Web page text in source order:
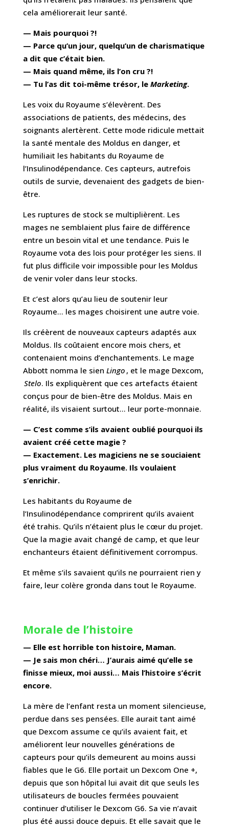
cela améliorerait leur santé.
— Mais pourquoi ?!
— Parce qu’un jour, quelqu’un de charismatique
a dit que c’était bien.
— Mais quand même, ils l’on cru ?!
— Tu l’as dit toi-même trésor, le Marketing.
Les voix du Royaume s’élevèrent. Des
associations de patients, des médecins, des
soignants alertèrent. Cette mode ridicule mettait
la santé mentale des Moldus en danger, et
humiliait les habitants du Royaume de
l’Insulinodépendance. Ces capteurs, autrefois
outils de survie, devenaient des gadgets de bien-
être.
Les ruptures de stock se multiplièrent. Les
mages ne semblaient plus faire de différence
entre un besoin vital et une tendance. Puis le
Royaume vota des lois pour protéger les siens. Il
fut plus difficile voir impossible pour les Moldus
de venir voler dans leur stocks.
Et c’est alors qu’au lieu de soutenir leur
Royaume… les mages choisirent une autre voie.
Ils créèrent de nouveaux capteurs adaptés aux
Moldus. Ils coûtaient encore mois chers, et
contenaient moins d’enchantements. Le mage
Abbott nomma le sien Lingo , et le mage Dexcom,
Stelo. Ils expliquèrent que ces artefacts étaient
conçus pour de bien-être des Moldus. Mais en
réalité, ils visaient surtout… leur porte-monnaie.
— C’est comme s’ils avaient oublié pourquoi ils
avaient créé cette magie ?
— Exactement. Les magiciens ne se souciaient
plus vraiment du Royaume. Ils voulaient
s’enrichir.
Les habitants du Royaume de
l’Insulinodépendance comprirent qu’ils avaient
été trahis. Qu’ils n’étaient plus le cœur du projet.
Que la magie avait changé de camp, et que leur
enchanteurs étaient définitivement corrompus.
Et même s’ils savaient qu’ils ne pourraient rien y
faire, leur colère gronda dans tout le Royaume.
Morale de l’histoire
— Elle est horrible ton histoire, Maman.
— Je sais mon chéri… J’aurais aimé qu’elle se
finisse mieux, moi aussi… Mais l’histoire s’écrit
encore.
La mère de l’enfant resta un moment silencieuse,
perdue dans ses pensées. Elle aurait tant aimé
que Dexcom assume ce qu’ils avaient fait, et
améliorent leur nouvelles générations de
capteurs pour qu’ils demeurent au moins aussi
fiables que le G6. Elle portait un Dexcom One +,
depuis que son hôpital lui avait dit que seuls les
utilisateurs de boucles fermées pouvaient
continuer d’utiliser le Dexcom G6. Sa vie n’avait
plus été aussi douce depuis. Et elle savait que le